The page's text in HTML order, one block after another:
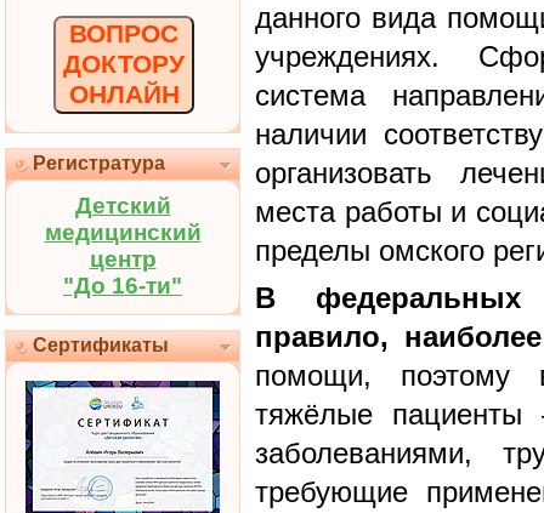
ВОПРОС
ДОКТОРУ
ОНЛАЙН
Регистратура
Детский
медицинский
центр
"До 16-ти"
Сертификаты
данного вида
учреждениях.
система
наличии
организовать
места работы и
пределы омского
В федеральных
правило,
помощи, поэтому
тяжёлые пациенты
заболеваниями,
требующие